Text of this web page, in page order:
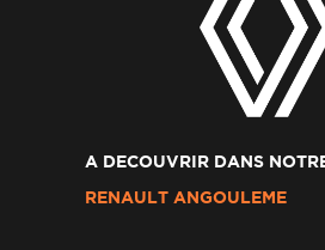
A DECOUVRIR DANS
RENAULT ANGOULEME